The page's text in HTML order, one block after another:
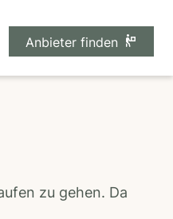
Anbieter finden
zu gehen. Da